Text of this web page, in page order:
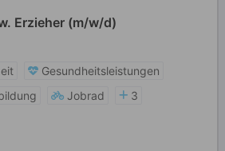
Erzieher (m/w/d)
Gesundheitsleistungen
Jobrad
3